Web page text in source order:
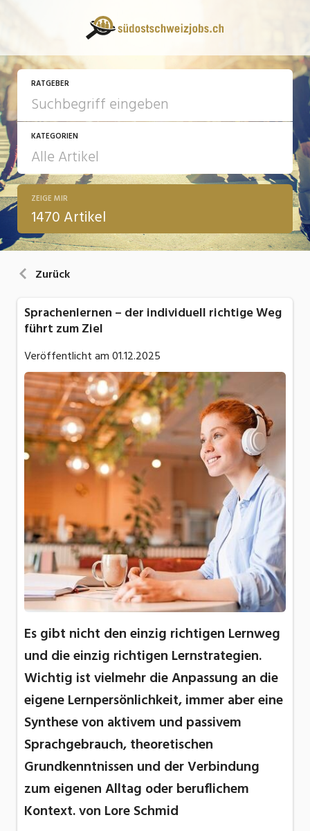
RATGEBER
KATEGORIEN
13 Fragen - 13 Antworten
Arbeit
ZEIGE MIR
1470 Artikel
Zurück
Sprachenlernen – der individuell richtige Weg
führt zum Ziel
Veröffentlicht am01.12.2025
Es gibt nicht den einzig richtigen Lernweg
und die einzig richtigen Lernstrategien.
Wichtig ist vielmehr die Anpassung an die
eigene Lernpersönlichkeit, immer aber eine
Synthese von aktivem und passivem
Sprachgebrauch, theoretischen
Grundkenntnissen und der Verbindung
zum eigenen Alltag oder beruflichem
Kontext. von Lore Schmid